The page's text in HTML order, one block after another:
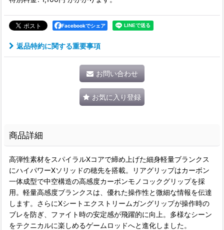
Facebookでシェア
返品特約に関する重要事項
お問い合わせ
お気に入り登録
商品詳細
高弾性素材をスパイラルXコアで締め上げた細身軽量ブランクス
にハイパワーXソリッドの穂先を搭載。リアグリップはカーボン
一体成型で中空構造の高感度カーボンモノコックグリップを採
用。軽量高感度ブランクスは、優れた操作性と微細な情報を伝達
します。さらにXシートエクストリームガングリップが操作時の
ブレを防ぎ、ファイト時の安定感が飛躍的に向上。多様なシーン
をテクニカルに楽しめるゲームロッドへと進化しました。